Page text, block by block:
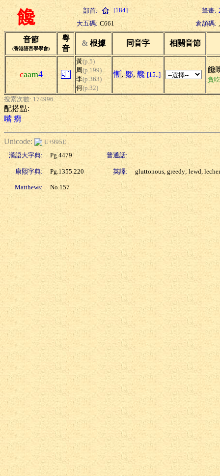
饞 部首: [184] 筆畫:
大五碼: C661 倉頡碼:
音節
(香港語言學學會)
粵
音
& 根據 同音字 相關音節
caam4
黃(p.5)
周(p.199)
李(p.363)
何(p.32)
慚, 酁, 艬 [15..]
饞
貪吃
搜索次數: 174996
配搭點:
嘴 癆
Unicode:
U+995E
漢語大字典:
Pg.4479 普通話:
康熙字典: Pg.1355.220 英譯: gluttonous, greedy; lewd, lecher
Matthews: No.157